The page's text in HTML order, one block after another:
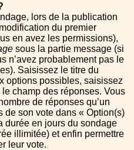
lors de la publication
du premier
en avez les permissions),
sous la partie message (si
n’avez probablement pas le
Saisissez le titre du
options possibles, saisissez
champ des réponses. Vous
de réponses qu’un
de son vote dans « Option(s)
durée en jours du sondage
illimitée) et enfin permettre
leur vote.